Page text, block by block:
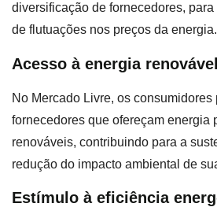
diversificação de fornecedores,
de flutuações nos preços da energia.
Acesso à energia renovável
No Mercado Livre, os
fornecedores que ofereçam energia
renováveis, contribuindo para a
redução do impacto ambiental de
Estímulo à eficiência